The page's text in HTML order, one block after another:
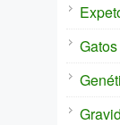
Gatos